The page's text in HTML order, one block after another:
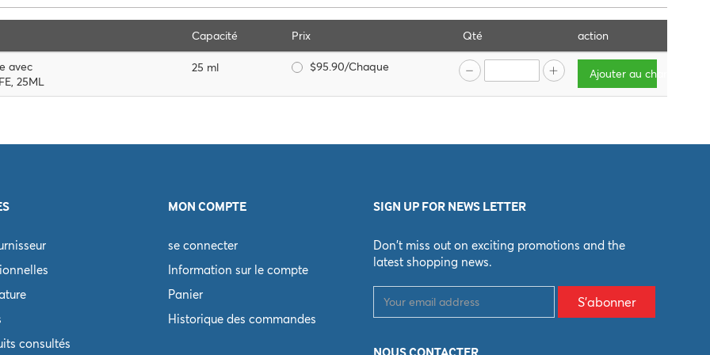
Capacité Prix Qté action
avec
25ML
25 ml $95.90/Chaque Ajouter au chariot
consultés
MON COMPTE
se connecter
Information sur le compte
Panier
Historique des commandes
SIGN UP FOR NEWS LETTER
Don't miss out on exciting promotions and the
latest shopping news.
S'abonner